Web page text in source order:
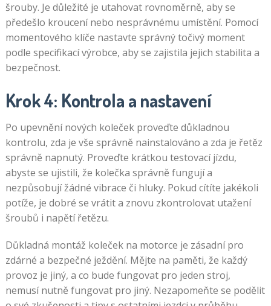
šrouby. Je důležité je utahovat rovnoměrně, aby se
předešlo kroucení nebo nesprávnému umístění. Pomocí
momentového klíče nastavte správný točivý moment
podle specifikací výrobce, aby se zajistila jejich stabilita a
bezpečnost.
Krok 4: Kontrola a nastavení
Po upevnění nových koleček proveďte důkladnou
kontrolu, zda je vše správně nainstalováno a zda je řetěz
správně napnutý. Proveďte krátkou testovací jízdu,
abyste se ujistili, že kolečka správně fungují a
nezpůsobují žádné vibrace či hluky. Pokud cítíte jakékoli
potíže, je dobré se vrátit a znovu zkontrolovat utažení
šroubů i napětí řetězu.
Důkladná montáž koleček na motorce je zásadní pro
zdárné a bezpečné ježdění. Mějte na paměti, že každý
provoz je jiný, a co bude fungovat pro jeden stroj,
nemusí nutně fungovat pro jiný. Nezapomeňte se podělit